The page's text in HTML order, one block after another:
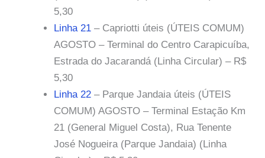
5,30
Linha 21 – Capriotti úteis (ÚTEIS COMUM)
AGOSTO – Terminal do Centro Carapicuíba,
Estrada do Jacarandá (Linha Circular) – R$
5,30
Linha 22 – Parque Jandaia úteis (ÚTEIS
COMUM) AGOSTO – Terminal Estação Km
21 (General Miguel Costa), Rua Tenente
José Nogueira (Parque Jandaia) (Linha